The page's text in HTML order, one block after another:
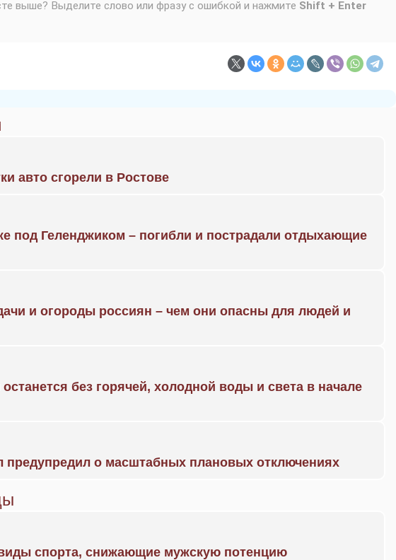
выше? Выделите слово или фразу с ошибкой и нажмите Shift + Enter
авто сгорели в Ростове
под Геленджиком – погибли и пострадали отдыхающие
и огороды россиян – чем они опасны для людей и
останется без горячей, холодной воды и света в начале
предупредил о масштабных плановых отключениях
спорта, снижающие мужскую потенцию